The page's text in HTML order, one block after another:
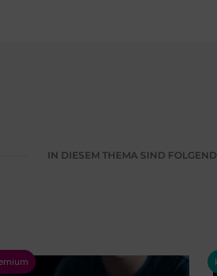
IN DIESEM THEMA SIND